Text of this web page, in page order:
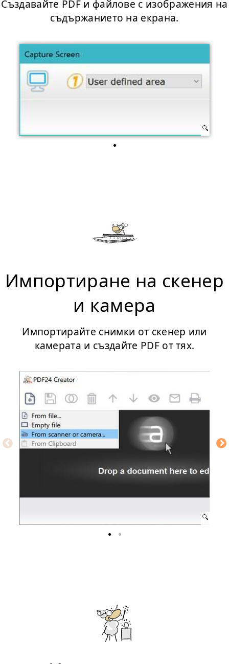
Създавайте PDF и файлове с изображения на
съдържанието на екрана.
Импортиране на скенер
и камера
Импортирайте снимки от скенер или
камерата и създайте PDF от тях.